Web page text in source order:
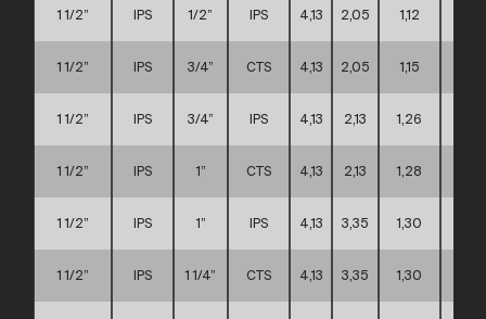
1 1/2” IPS 1/2” IPS 4,13 2,05 1,12
1 1/2” IPS 3/4” CTS 4,13 2,05 1,15
1 1/2” IPS 3/4” IPS 4,13 2,13 1,26
1 1/2” IPS 1” CTS 4,13 2,13 1,28
1 1/2” IPS 1” IPS 4,13 3,35 1,30
1 1/2” IPS 1 1/4” CTS 4,13 3,35 1,30